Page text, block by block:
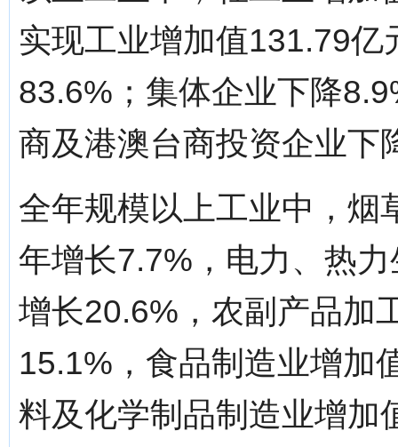
实现工业增加值131.79
83.6%；集体企业下降
商及港澳台商投资企业下
全年规模以上工业中，烟
年增长7.7%，电力、热
增长20.6%，农副产品加
15.1%，食品制造业增加
料及化学制品制造业增加